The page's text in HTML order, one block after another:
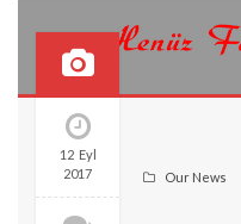
12 Eyl
2017
Our News